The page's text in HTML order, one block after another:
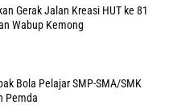
Gerak Jalan Kreasi HUT ke 81
Wabup Kemong
Bola Pelajar SMP-SMA/SMK
Pemda